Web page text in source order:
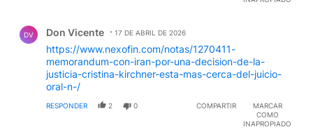
DV Don Vicente 17 DE ABRIL DE 2026
https://www.nexofin.com/notas/1270411-
memorandum-con-iran-por-una-decision-de-la-
justicia-cristina-kirchner-esta-mas-cerca-del-juicio-
oral-n-/
RESPONDER 2 0 COMPARTIR
MARCAR
COMO
INAPROPIADO